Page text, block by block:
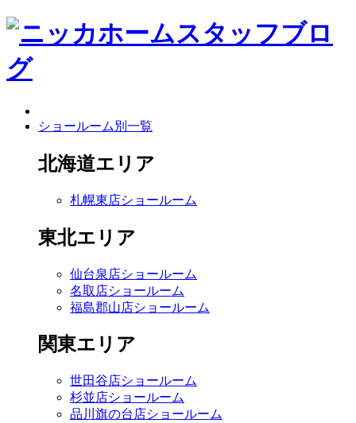
ショールーム別一覧
北海道エリア
札幌東店ショールーム
東北エリア
仙台泉店ショールーム
名取店ショールーム
福島郡山店ショールーム
関東エリア
世田谷店ショールーム
杉並店ショールーム
品川旗の台店ショールーム